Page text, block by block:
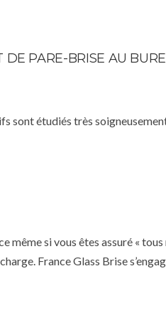
DE PARE-BRISE AU
sont étudiés très
si vous êtes assuré « tous
France Glass Brise